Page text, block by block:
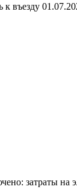
к въезду
затраты на